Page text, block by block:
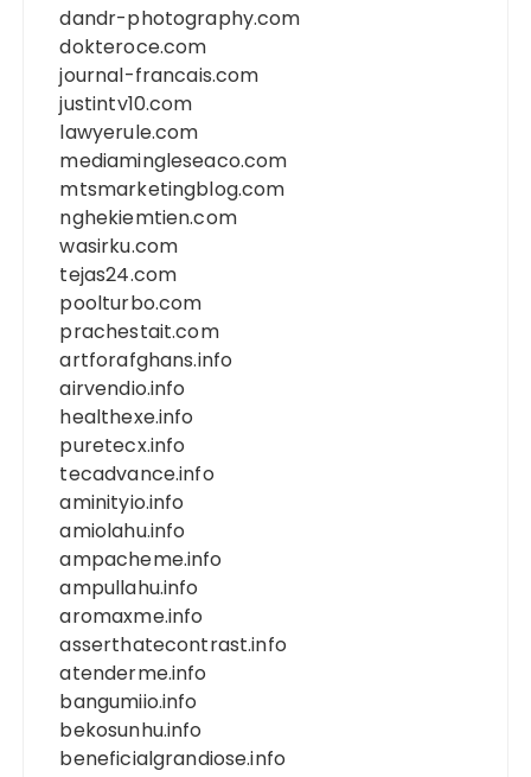
dandr-photography.com
dokteroce.com
journal-francais.com
justintv10.com
lawyerule.com
mediamingleseaco.com
mtsmarketingblog.com
nghekiemtien.com
wasirku.com
tejas24.com
poolturbo.com
prachestait.com
artforafghans.info
airvendio.info
healthexe.info
puretecx.info
tecadvance.info
aminityio.info
amiolahu.info
ampacheme.info
ampullahu.info
aromaxme.info
asserthatecontrast.info
atenderme.info
bangumiio.info
bekosunhu.info
beneficialgrandiose.info